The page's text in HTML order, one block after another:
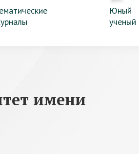
Юный
ученый
имени